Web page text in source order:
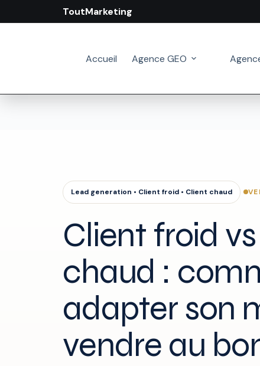
ToutMarketing
Accueil Agence GEO
Lead generation • Client froid • Client chaud
Client froid
chaud :
adapter son
vendre au